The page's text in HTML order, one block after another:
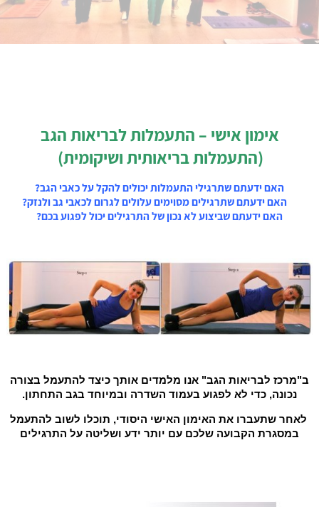
אימון אישי – התעמלות לבריאות הגב
(התעמלות בריאותית ושיקומית)
האם ידעתם שתרגילי התעמלות יכולים להקל על כאבי הגב?
האם ידעתם שתרגילים מסוימים עלולים לגרום לכאבי גב ולנזק?
האם ידעתם שביצוע לא נכון של התרגילים יכול לפגוע בכם?
ב"מרכז לבריאות הגב" אנו מלמדים אותך כיצד להתעמל בצורה
נכונה, כדי לא לפגוע בעמוד השדרה ובמיוחד בגב התחתון.
לאחר שתעברו את האימון האישי היסודי, תוכלו לשוב להתעמל
במסגרת הקבועה שלכם עם יותר ידע ושליטה על התרגילים